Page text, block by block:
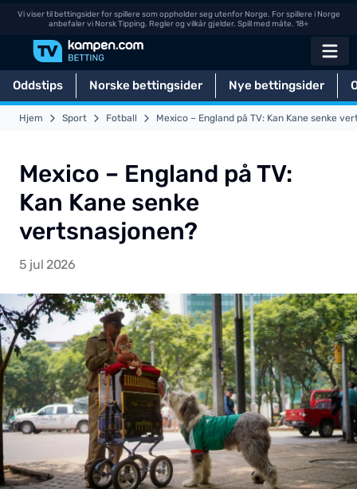
Vi viser til bettingsider for spillere som oppholder seg utenfor Norge. For spillere i Norge
anbefaler vi Norsk Tipping. Regler og vilkår gjelder. Spill med måte. 18+
Oddstips Norske bettingsider Nye bettingsider
Hjem Sport Fotball Mexico – England på TV: Kan Kane senke
Mexico – England på TV:
Kan Kane senke
vertsnasjonen?
5 jul 2026